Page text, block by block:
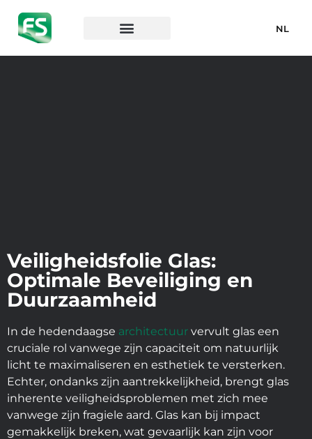
NL
Veiligheidsfolie Glas:
Optimale Beveiliging en
Duurzaamheid
In de hedendaagse architectuur vervult glas een
cruciale rol vanwege zijn capaciteit om natuurlijk
licht te maximaliseren en esthetiek te versterken.
Echter, ondanks zijn aantrekkelijkheid, brengt glas
inherente veiligheidsproblemen met zich mee
vanwege zijn fragiele aard. Glas kan bij impact
gemakkelijk breken, wat gevaarlijk kan zijn voor